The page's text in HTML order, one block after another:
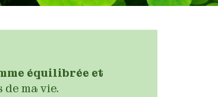
équilibrée et
ma vie.